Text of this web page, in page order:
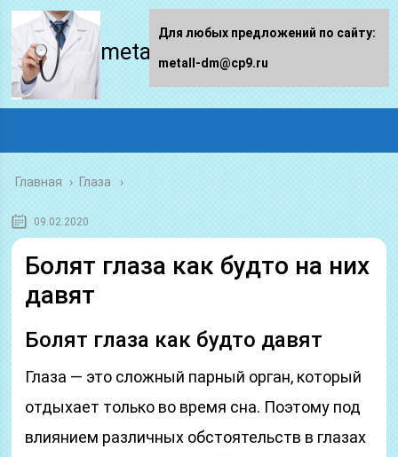
metall-dm.ru
Главная › Глаза
09.02.2020
Болят глаза как будто на них
давят
Болят глаза как будто давят
Глаза — это сложный парный орган, который
отдыхает только во время сна. Поэтому под
влиянием различных обстоятельств в глазах
Для любых предложений по сайту:
metall-dm@cp9.ru